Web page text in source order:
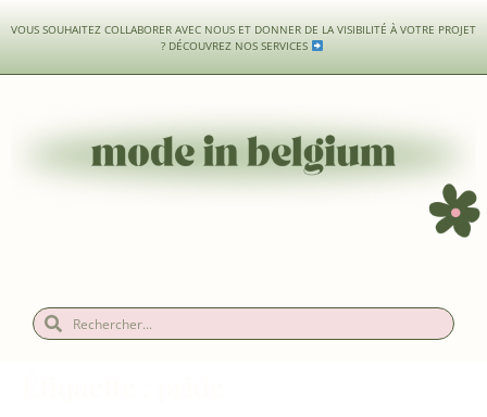
VOUS SOUHAITEZ COLLABORER AVEC NOUS ET DONNER DE LA VISIBILITÉ À VOTRE PROJET
? DÉCOUVREZ NOS SERVICES